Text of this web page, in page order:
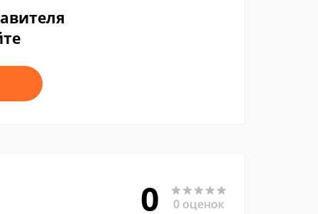
0 0 оценок